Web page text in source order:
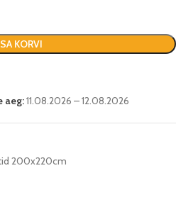
KORVI
aeg:11.08.2026 – 12.08.2026
200x220cm